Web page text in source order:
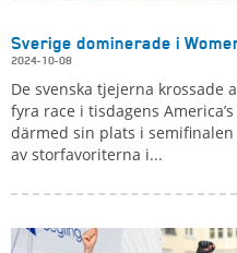
Sverige dominerade i
2024-10-08
De svenska tjejerna krossade
fyra race i tisdagens
därmed sin plats i
av storfavoriterna i...